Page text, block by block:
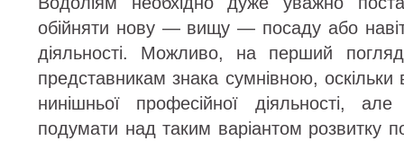
обійняти нову — вищу — посаду або
діяльності. Можливо, на перший
представникам знака сумнівною, оскільки
нинішньої професійної діяльності,
подумати над таким варіантом розвитку